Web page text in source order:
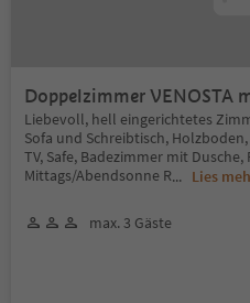
Doppelzimmer VENOSTA
Liebevoll, hell eingerichtetes
Sofa und Schreibtisch,
TV, Safe, Badezimmer mit
Mittags/Abendsonne R... Lies
max. 3 Gäste